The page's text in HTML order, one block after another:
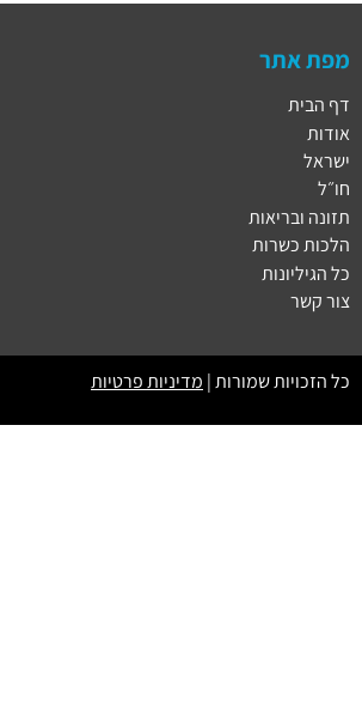
מפת אתר
דף הבית
אודות
ישראל
חו״ל
תזונה ובריאות
הלכות כשרות
כל הגיליונות
צור קשר
כל הזכויות שמורות | מדיניות פרטיות